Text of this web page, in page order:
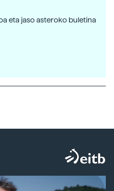
eta jaso asteroko buletina